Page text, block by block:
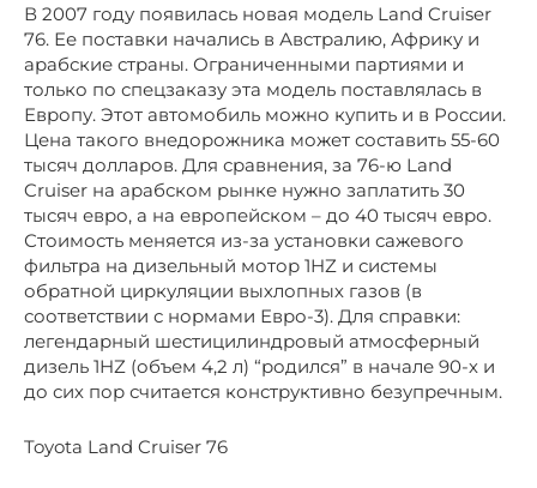
В 2007 году появилась новая модель Land Cruiser
76. Ее поставки начались в Австралию, Африку и
арабские страны. Ограниченными партиями и
только по спецзаказу эта модель поставлялась в
Европу. Этот автомобиль можно купить и в России.
Цена такого внедорожника может составить 55-60
тысяч долларов. Для сравнения, за 76-ю Land
Cruiser на арабском рынке нужно заплатить 30
тысяч евро, а на европейском – до 40 тысяч евро.
Стоимость меняется из-за установки сажевого
фильтра на дизельный мотор 1HZ и системы
обратной циркуляции выхлопных газов (в
соответствии с нормами Евро-3). Для справки:
легендарный шестицилиндровый атмосферный
дизель 1HZ (объем 4,2 л) “родился” в начале 90-х и
до сих пор считается конструктивно безупречным.
Toyota Land Cruiser 76